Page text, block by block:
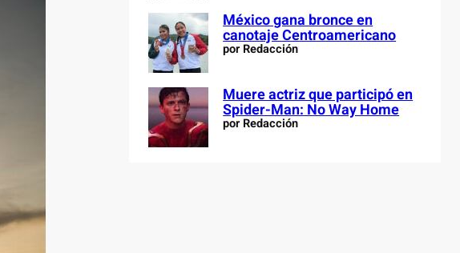
México gana bronce en
canotaje Centroamericano
por Redacción
Muere actriz que participó en
Spider-Man: No Way Home
por Redacción